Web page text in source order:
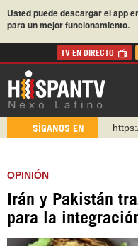
Usted puede descargar el app
para un mejor funcionamiento.
TV EN DIRECTO
SÍGANOS EN
OPINIÓN
Irán y Pakistán
para la